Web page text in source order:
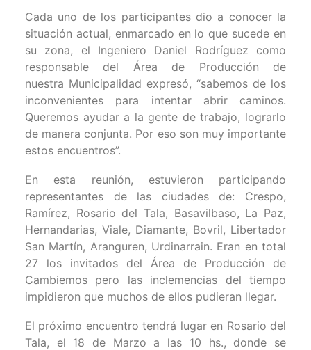
Cada uno de los participantes dio a conocer la
situación actual, enmarcado en lo que sucede en
su zona, el Ingeniero Daniel Rodríguez como
responsable del Área de Producción de
nuestra Municipalidad expresó, “sabemos de los
inconvenientes para intentar abrir caminos.
Queremos ayudar a la gente de trabajo, lograrlo
de manera conjunta. Por eso son muy importante
estos encuentros”.
En esta reunión, estuvieron participando
representantes de las ciudades de: Crespo,
Ramírez, Rosario del Tala, Basavilbaso, La Paz,
Hernandarias, Viale, Diamante, Bovril, Libertador
San Martín, Aranguren, Urdinarrain. Eran en total
27 los invitados del Área de Producción de
Cambiemos pero las inclemencias del tiempo
impidieron que muchos de ellos pudieran llegar.
El próximo encuentro tendrá lugar en Rosario del
Tala, el 18 de Marzo a las 10 hs., donde se